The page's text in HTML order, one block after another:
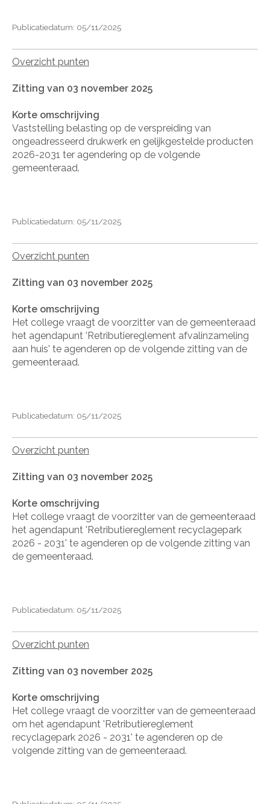
Publicatiedatum: 05/11/2025
Overzicht punten
Zitting van 03 november 2025
Korte omschrijving
Vaststelling belasting op de verspreiding van
ongeadresseerd drukwerk en gelijkgestelde producten
2026-2031 ter agendering op de volgende
gemeenteraad.
Publicatiedatum: 05/11/2025
Overzicht punten
Zitting van 03 november 2025
Korte omschrijving
Het college vraagt de voorzitter van de gemeenteraad
het agendapunt 'Retributiereglement afvalinzameling
aan huis' te agenderen op de volgende zitting van de
gemeenteraad.
Publicatiedatum: 05/11/2025
Overzicht punten
Zitting van 03 november 2025
Korte omschrijving
Het college vraagt de voorzitter van de gemeenteraad
het agendapunt 'Retributiereglement recyclagepark
2026 - 2031' te agenderen op de volgende zitting van
de gemeenteraad.
Publicatiedatum: 05/11/2025
Overzicht punten
Zitting van 03 november 2025
Korte omschrijving
Het college vraagt de voorzitter van de gemeenteraad
om het agendapunt 'Retributiereglement
recyclagepark 2026 - 2031' te agenderen op de
volgende zitting van de gemeenteraad.